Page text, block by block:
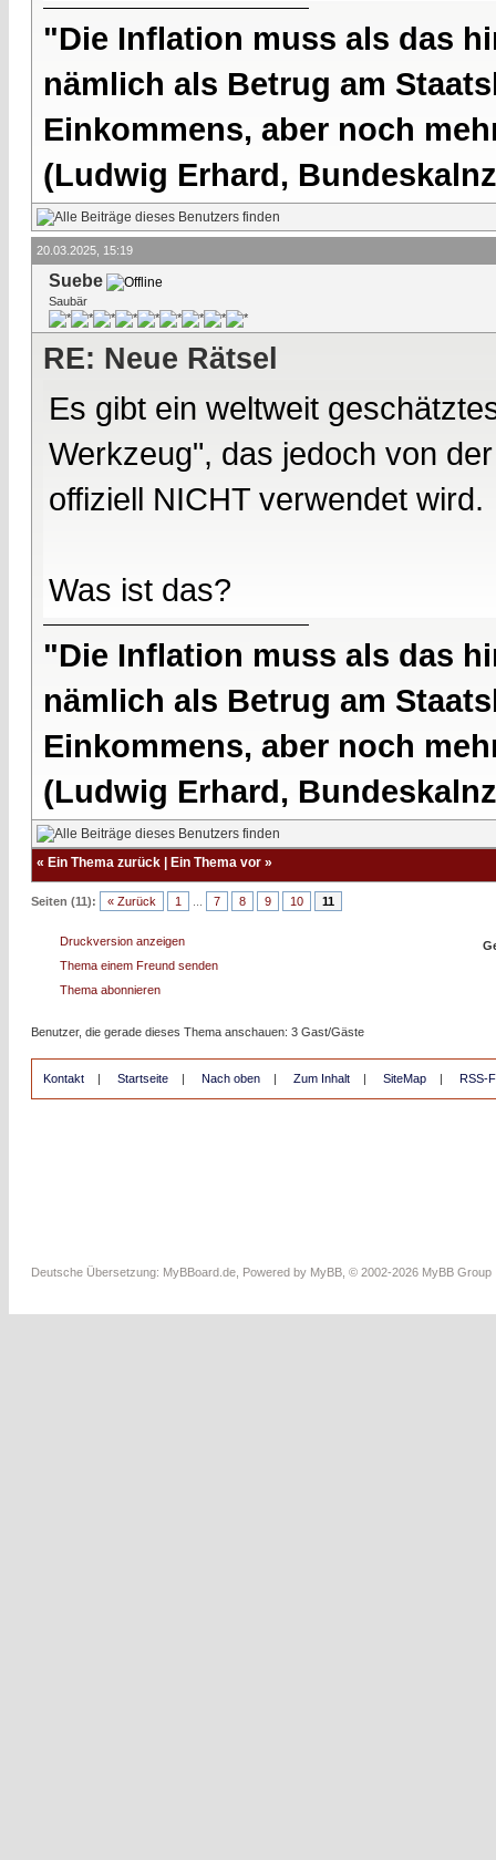
"Die Inflation muss als das
nämlich als Betrug am
Einkommens, aber noch
(Ludwig Erhard,
20.03.2025, 15:19
Suebe
Saubär
RE: Neue Rätsel
Es gibt ein weltweit
Werkzeug", das jedoch von
offiziell NICHT verwendet wird.
Was ist das?
"Die Inflation muss als das
nämlich als Betrug am
Einkommens, aber noch
(Ludwig Erhard,
« Ein Thema zurück | Ein Thema vor »
Seiten (11): « Zurück 1 7 8 9 10 11
Druckversion anzeigen
Thema einem Freund senden
Thema abonnieren
Benutzer, die gerade dieses Thema anschauen: 3 Gast/Gäste
Kontakt | Startseite | Nach oben | Zum Inhalt | SiteMap | RSS-
Deutsche Übersetzung: MyBBoard.de , Powered by MyBB , © 2002-2026 MyBB Group